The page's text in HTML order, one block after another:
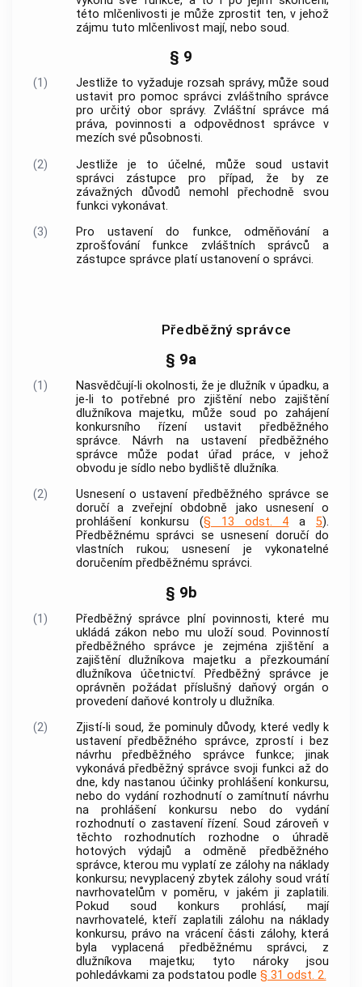
této mlčenlivosti je může zprostit ten, v jehož
zájmu tuto mlčenlivost mají, nebo soud.
§ 9
(1)
Jestliže to vyžaduje rozsah správy, může soud
ustavit pro pomoc správci zvláštního správce
pro určitý obor správy. Zvláštní správce má
práva, povinnosti a odpovědnost správce v
mezích své působnosti.
(2)
Jestliže je to účelné, může soud ustavit
správci zástupce pro případ, že by ze
závažných důvodů nemohl přechodně svou
funkci vykonávat.
(3)
Pro ustavení do funkce, odměňování a
zprošťování funkce zvláštních správců a
zástupce správce platí ustanovení o správci.
Předběžný správce
§ 9a
(1)
Nasvědčují-li okolnosti, že je dlužník v úpadku, a
je-li to potřebné pro zjištění nebo zajištění
dlužníkova majetku, může soud po zahájení
konkursního řízení ustavit předběžného
správce. Návrh na ustavení předběžného
správce může podat úřad práce, v jehož
obvodu je sídlo nebo bydliště dlužníka.
(2)
Usnesení o ustavení předběžného správce se
doručí a zveřejní obdobně jako usnesení o
prohlášení konkursu (§ 13 odst. 4 a5).
Předběžnému správci se usnesení doručí do
vlastních rukou; usnesení je vykonatelné
doručením předběžnému správci.
§ 9b
(1)
Předběžný správce plní povinnosti, které mu
ukládá zákon nebo mu uloží soud. Povinností
předběžného správce je zejména zjištění a
zajištění dlužníkova majetku a přezkoumání
dlužníkova účetnictví. Předběžný správce je
oprávněn požádat příslušný daňový orgán o
provedení daňové kontroly u dlužníka.
(2)
Zjistí-li soud, že pominuly důvody, které vedly k
ustavení předběžného správce, zprostí i bez
návrhu předběžného správce funkce; jinak
vykonává předběžný správce svoji funkci až do
dne, kdy nastanou účinky prohlášení konkursu,
nebo do vydání rozhodnutí o zamítnutí návrhu
na prohlášení konkursu nebo do vydání
rozhodnutí o zastavení řízení. Soud zároveň v
těchto rozhodnutích rozhodne o úhradě
hotových výdajů a odměně předběžného
správce, kterou mu vyplatí ze zálohy na náklady
konkursu; nevyplacený zbytek zálohy soud vrátí
navrhovatelům v poměru, v jakém ji zaplatili.
Pokud soud konkurs prohlásí, mají
navrhovatelé, kteří zaplatili zálohu na náklady
konkursu, právo na vrácení části zálohy, která
byla vyplacená předběžnému správci, z
dlužníkova majetku; tyto nároky jsou
pohledávkami za podstatou podle § 31 odst. 2.